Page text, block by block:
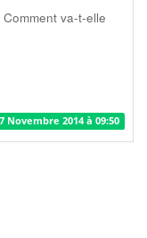
va-t-elle
Novembre 2014 à 09:50